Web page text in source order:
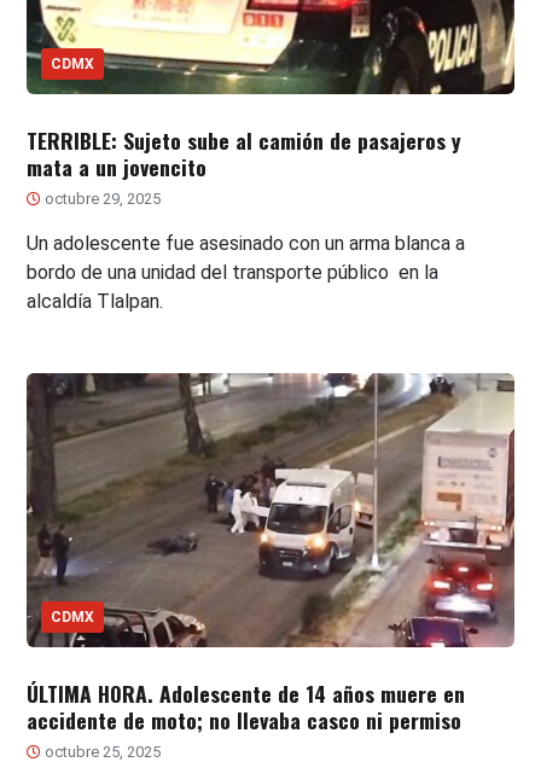
CDMX
TERRIBLE: Sujeto sube al camión de pasajeros y
mata a un jovencito
octubre 29, 2025
Un adolescente fue asesinado con un arma blanca a
bordo de una unidad del transporte público en la
alcaldía Tlalpan.
CDMX
ÚLTIMA HORA. Adolescente de 14 años muere en
accidente de moto; no llevaba casco ni permiso
octubre 25, 2025